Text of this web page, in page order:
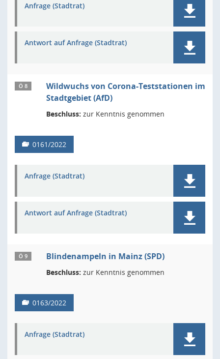
Anfrage (Stadtrat)
Antwort auf Anfrage (Stadtrat)
Ö 8
Wildwuchs von Corona-Teststationen im
Stadtgebiet (AfD)
Beschluss: zur Kenntnis genommen
0161/2022
Anfrage (Stadtrat)
Antwort auf Anfrage (Stadtrat)
Ö 9 Blindenampeln in Mainz (SPD)
Beschluss: zur Kenntnis genommen
0163/2022
Anfrage (Stadtrat)